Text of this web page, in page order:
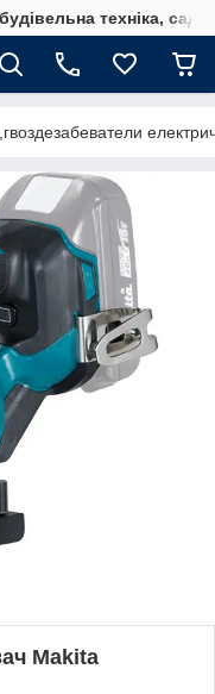
техніка,
Makita